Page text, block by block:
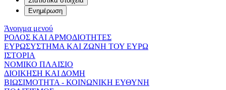
Ενημέρωση
Άνοιγμα μενού
ΡΟΛΟΣ ΚΑΙ ΑΡΜΟΔΙΟΤΗΤΕΣ
ΕΥΡΩΣΥΣΤΗΜΑ ΚΑΙ ΖΩΝΗ ΤΟΥ ΕΥΡΩ
ΙΣΤΟΡΙΑ
ΝΟΜΙΚΟ ΠΛΑΙΣΙΟ
ΔΙΟΙΚΗΣΗ ΚΑΙ ΔΟΜΗ
ΒΙΩΣΙΜΟΤΗΤΑ - ΚΟΙΝΩΝΙΚΗ ΕΥΘΥΝΗ